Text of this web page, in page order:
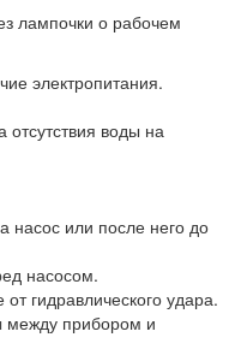
лампочки о рабочем
электропитания.
отсутствия воды на
насос или после него до
насосом.
гидравлического удара.
между прибором и